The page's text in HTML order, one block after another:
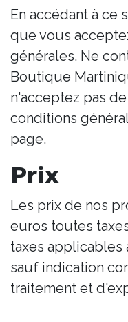
En accédant à ce
que vous
générales. Ne
Boutique
n'acceptez pas
conditions
page.
Prix
Les prix de nos
euros toutes
taxes applicables
sauf indication
traitement et